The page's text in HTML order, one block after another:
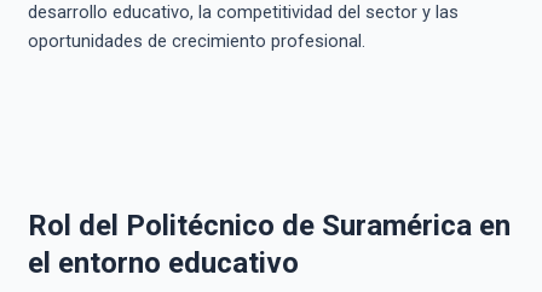
desarrollo educativo, la competitividad del sector y las
oportunidades de crecimiento profesional.
Rol del Politécnico de Suramérica en
el entorno educativo